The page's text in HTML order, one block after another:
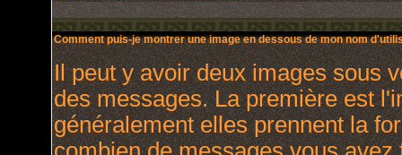
Comment puis-je montrer une image en dessous de mon nom
Il peut y avoir deux images sous
des messages. La première est
généralement elles prennent la